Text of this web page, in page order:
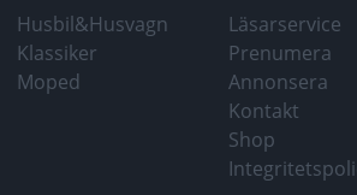
Husbil&Husvagn
Klassiker
Moped
Läsarservice
Prenumera
Annonsera
Kontakt
Shop